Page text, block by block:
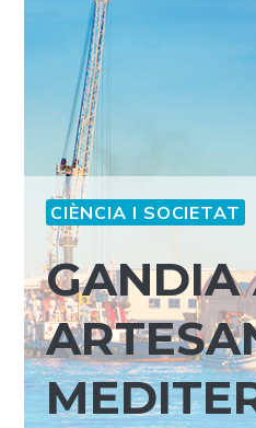
CIÈNCIA I SOCIETAT
GANDIA